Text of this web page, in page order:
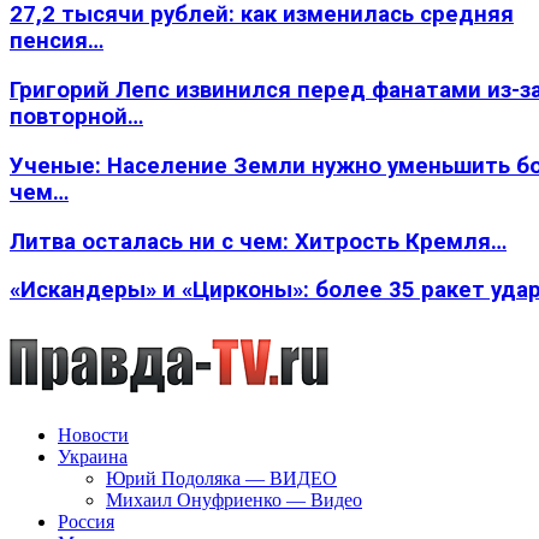
27,2 тысячи рублей: как изменилась средняя
пенсия…
Григорий Лепс извинился перед фанатами из-
повторной…
Ученые: Население Земли нужно уменьшить
чем…
Литва осталась ни с чем: Хитрость Кремля…
«Искандеры» и «Цирконы»: более 35 ракет
Новости
Украина
Юрий Подоляка — ВИДЕО
Михаил Онуфриенко — Видео
Россия